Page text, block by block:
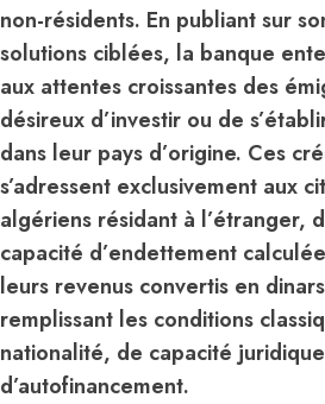
non-résidents. En publiant sur
solutions ciblées, la banque
aux attentes croissantes des
désireux d’investir ou de
dans leur pays d’origine. Ces
s’adressent exclusivement aux
algériens résidant à l’étranger,
capacité d’endettement
leurs revenus convertis en
remplissant les conditions
nationalité, de capacité
d’autofinancement.